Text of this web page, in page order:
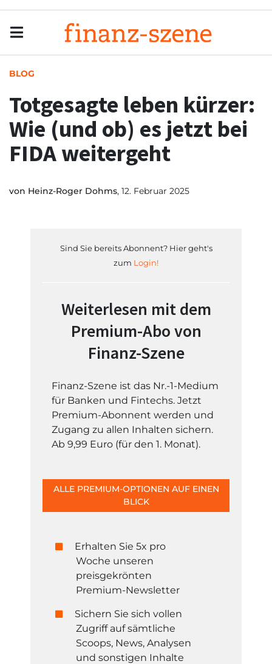
BLOG
Totgesagte leben kürzer:
Wie (und ob) es jetzt bei
FIDA weitergeht
von Heinz-Roger Dohms, 12. Februar 2025
Sind Sie bereits Abonnent? Hier geht's
zum Login!
Weiterlesen mit dem
Premium-Abo von
Finanz-Szene
Finanz-Szene ist das Nr.-1-Medium
für Banken und Fintechs. Jetzt
Premium-Abonnent werden und
Zugang zu allen Inhalten sichern.
Ab 9,99 Euro (für den 1. Monat).
ALLE PREMIUM-OPTIONEN AUF EINEN
BLICK
Erhalten Sie 5x pro
Woche unseren
preisgekrönten
Premium-Newsletter
Sichern Sie sich vollen
Zugriff auf sämtliche
Scoops, News, Analysen
und sonstigen Inhalte